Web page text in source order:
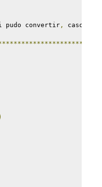
pudo convertir , caso